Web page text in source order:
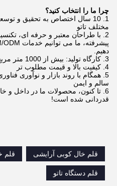
چرا ما را انتخاب کنید؟
1. 10 سال اختصاص به تحقیق و
مختلف تاتو
2. با طراحان معتبر و حرفه ای،
دهیم.
3. کارگاه تولید: بیش از 1000 متر مربع;تجهیزات پیشرفته تولید
4. کیفیت بالا و قیمت مطلوب تر
5. همگام با روند بازار و نوآوری
سالم و ایمن
6. تا کنون، محصولات ما در داخل
قدردانی شده است!
قلم خال کوبی آرایشی
قلم
قلم دستگاه تاتو